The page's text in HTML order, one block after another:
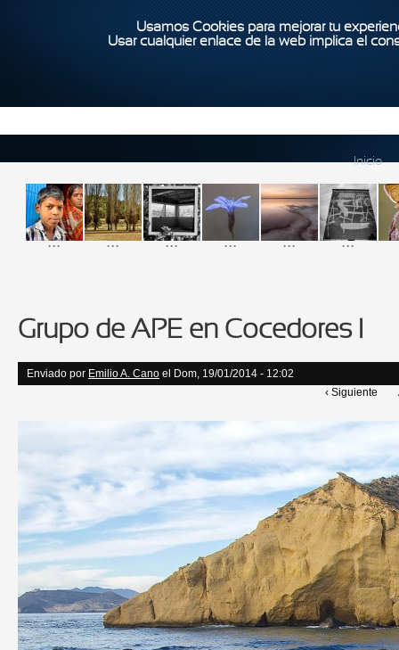
Usamos Cookies para mejorar tu
Usar cualquier enlace de la web implica el
Inicio
... ... ... ... ... ...
Grupo de APE en Cocedores I
Enviado por Emilio A. Cano el Dom, 19/01/2014 - 12:02
‹ Siguiente